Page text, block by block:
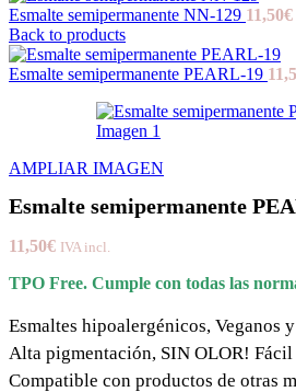
Esmalte semipermanente NN-129 11,50€
Back to products
Esmalte semipermanente PEARL-19
AMPLIAR IMAGEN
Esmalte semipermanente
11,50€ IVA incl.
TPO Free. Cumple con todas las
Esmaltes hipoalergénicos, Veganos
Alta pigmentación, SIN OLOR! Fácil
Compatible con productos de otras